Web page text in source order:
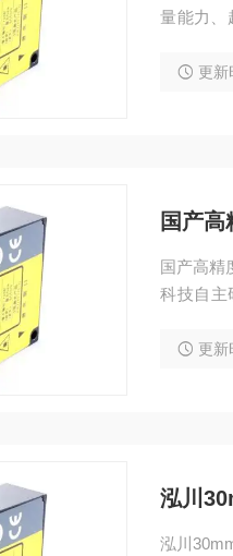
量能力、
传感器
更新
国产
国产高精
科技自主
案。该
更新
泓川
泓川